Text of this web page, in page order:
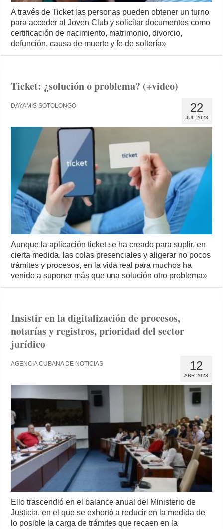
A través de Ticket las personas pueden obtener un turno
para acceder al Joven Club y solicitar documentos como
certificación de nacimiento, matrimonio, divorcio,
defunción, causa de muerte y fe de soltería»
Ticket: ¿solución o problema? (+video)
22
JUL 2023
DAYAMIS SOTOLONGO
Aunque la aplicación ticket se ha creado para suplir, en
cierta medida, las colas presenciales y aligerar no pocos
trámites y procesos, en la vida real para muchos ha
venido a suponer más que una solución otro problema»
Insistir en la digitalización de procesos,
notarías y registros, prioridad del sector
jurídico
12
ABR 2023
AGENCIA CUBANA DE NOTICIAS
Ello trascendió en el balance anual del Ministerio de
Justicia, en el que se exhortó a reducir en la medida de
lo posible la carga de trámites que recaen en la